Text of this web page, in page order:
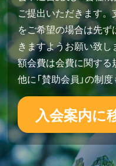
ご提出いただきます
をご希望の場合は先
きますようお願い致
額会費は会費に関する
他に「賛助会員」の制
入会案内に